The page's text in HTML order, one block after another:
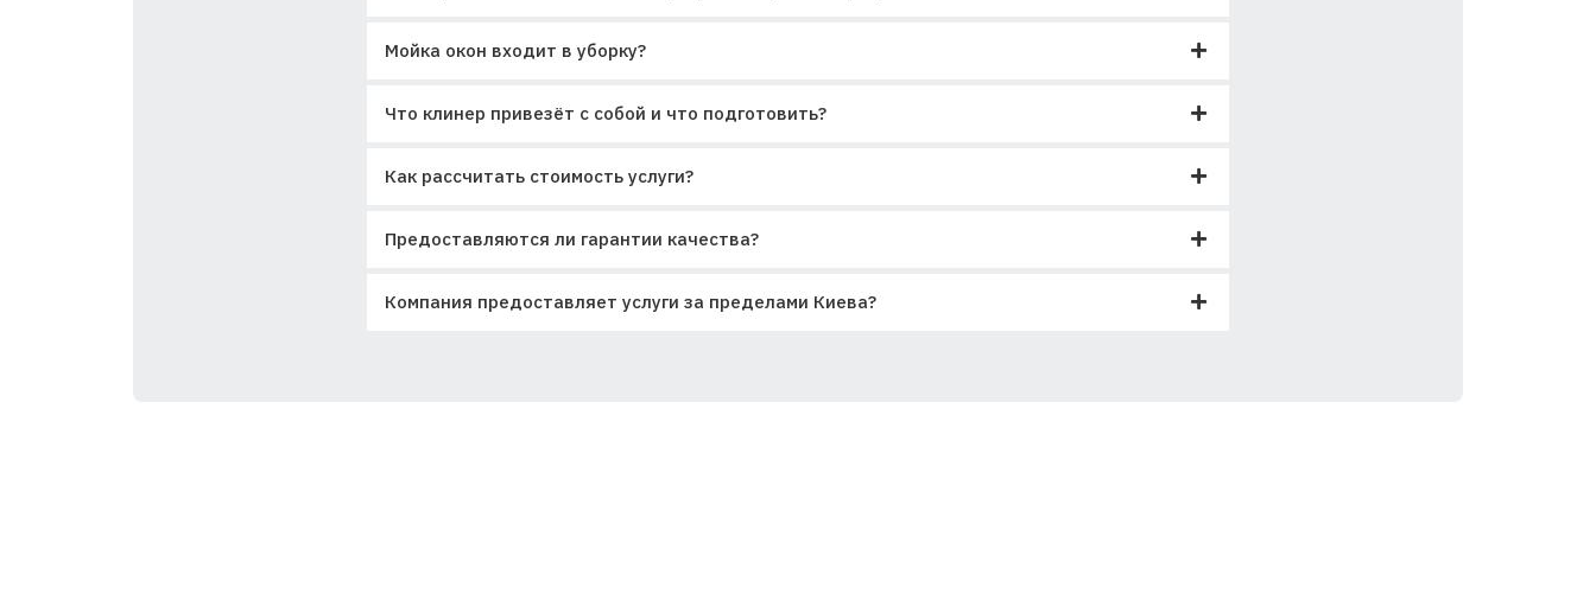
Мойка окон входит в уборку?
Что клинер привезёт с собой и что подготовить?
Как рассчитать стоимость услуги?
Предоставляются ли гарантии качества?
Компания предоставляет услуги за пределами Киева?